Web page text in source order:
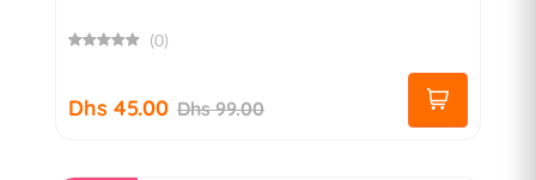
(0)
Dhs 45.00 Dhs 99.00